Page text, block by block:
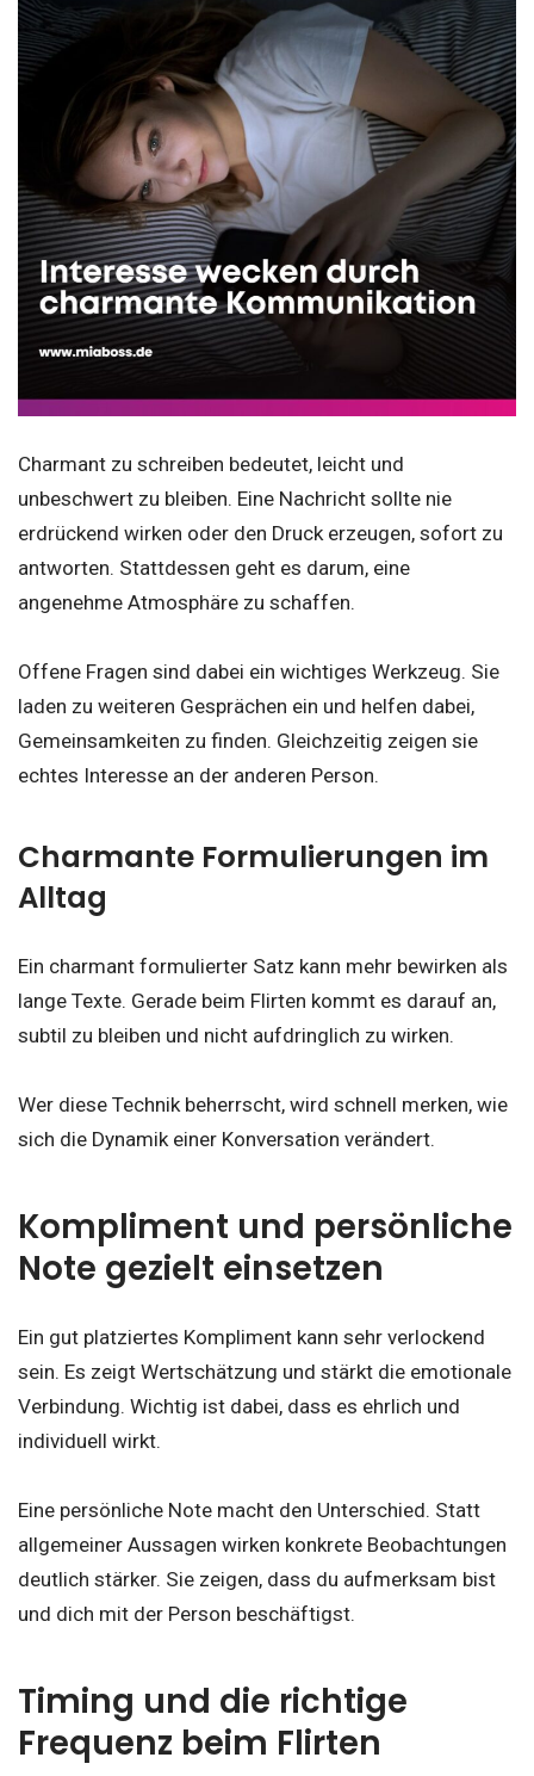
Charmant zu schreiben bedeutet, leicht und
unbeschwert zu bleiben. Eine Nachricht sollte nie
erdrückend wirken oder den Druck erzeugen, sofort zu
antworten. Stattdessen geht es darum, eine
angenehme Atmosphäre zu schaffen.
Offene Fragen sind dabei ein wichtiges Werkzeug. Sie
laden zu weiteren Gesprächen ein und helfen dabei,
Gemeinsamkeiten zu finden. Gleichzeitig zeigen sie
echtes Interesse an der anderen Person.
Charmante Formulierungen im
Alltag
Ein charmant formulierter Satz kann mehr bewirken als
lange Texte. Gerade beim Flirten kommt es darauf an,
subtil zu bleiben und nicht aufdringlich zu wirken.
Wer diese Technik beherrscht, wird schnell merken, wie
sich die Dynamik einer Konversation verändert.
Kompliment und persönliche
Note gezielt einsetzen
Ein gut platziertes Kompliment kann sehr verlockend
sein. Es zeigt Wertschätzung und stärkt die emotionale
Verbindung. Wichtig ist dabei, dass es ehrlich und
individuell wirkt.
Eine persönliche Note macht den Unterschied. Statt
allgemeiner Aussagen wirken konkrete Beobachtungen
deutlich stärker. Sie zeigen, dass du aufmerksam bist
und dich mit der Person beschäftigst.
Timing und die richtige
Frequenz beim Flirten